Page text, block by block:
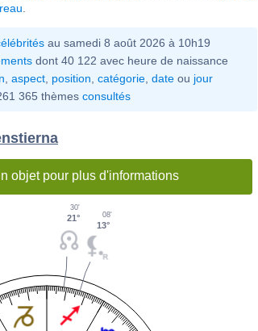
au samedi 8 août 2026 à 10h19
dont 40 122 avec heure de naissance
aspect position catégorie date ou jour
365 thèmes consultés
objet pour plus d'informations
13°
08'
21°
30'